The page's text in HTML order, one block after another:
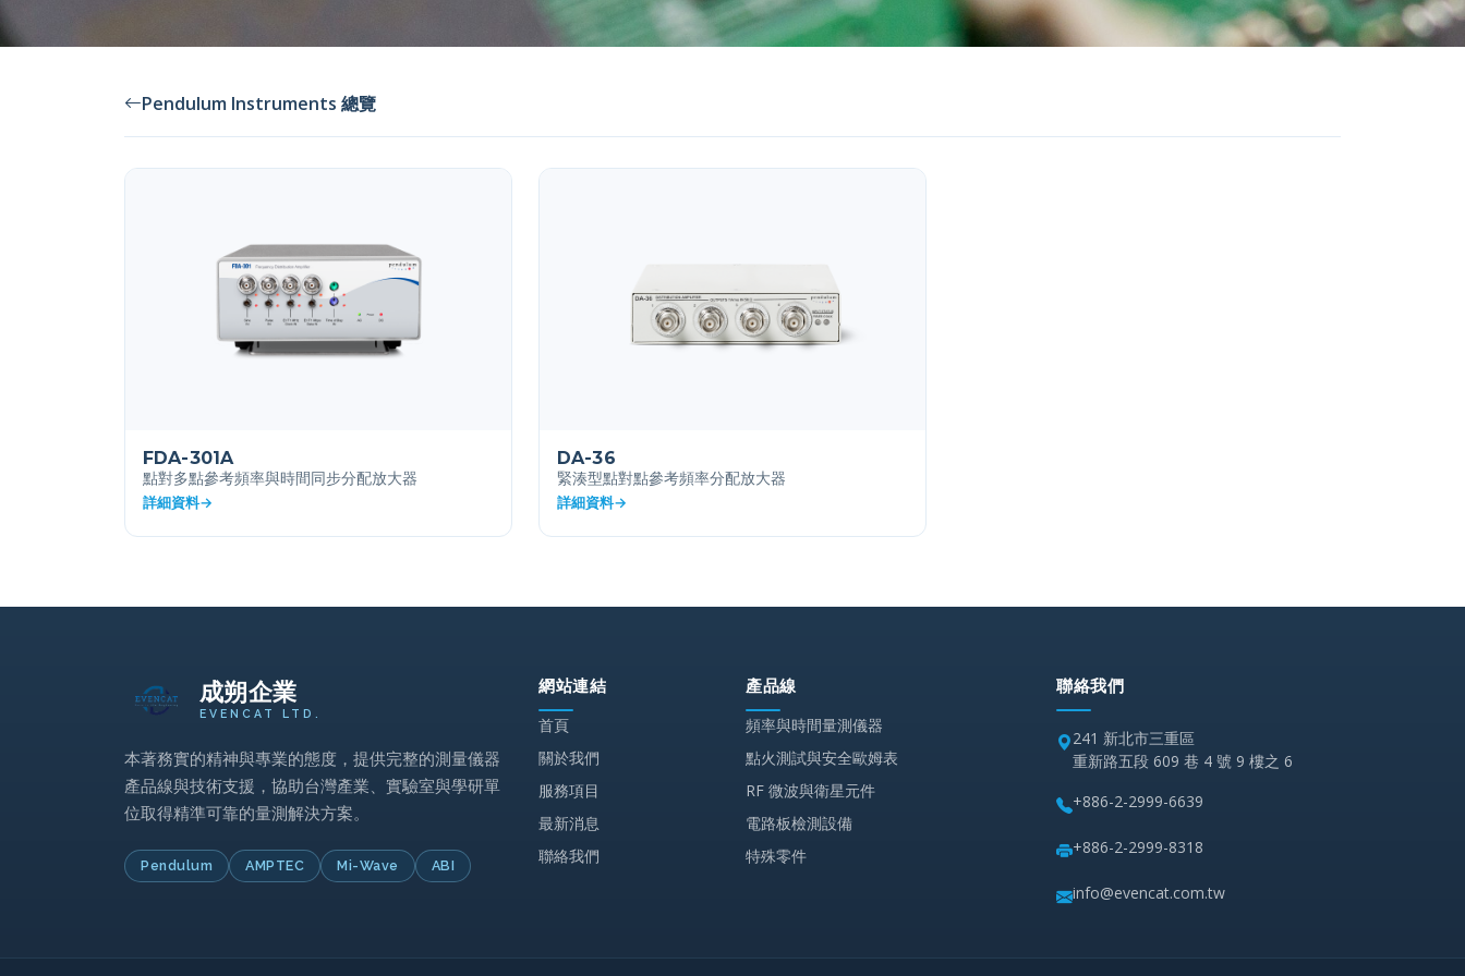
Pendulum Instruments 總覽
FDA-301A
點對多點參考頻率與時間同步分配放大器
詳細資料
DA-36
緊湊型點對點參考頻率分配放大器
詳細資料
成朔企業
EVENCAT LTD.
本著務實的精神與專業的態度，提供完整的測量儀器
產品線與技術支援，協助台灣產業、實驗室與學研單
位取得精準可靠的量測解決方案。
Pendulum AMPTEC Mi-Wave ABI
網站連結
首頁
關於我們
服務項目
最新消息
聯絡我們
產品線
頻率與時間量測儀器
點火測試與安全歐姆表
RF 微波與衛星元件
電路板檢測設備
特殊零件
聯絡我們
241 新北市三重區
重新路五段 609 巷 4 號 9 樓之 6
+886-2-2999-6639
+886-2-2999-8318
info@evencat.com.tw